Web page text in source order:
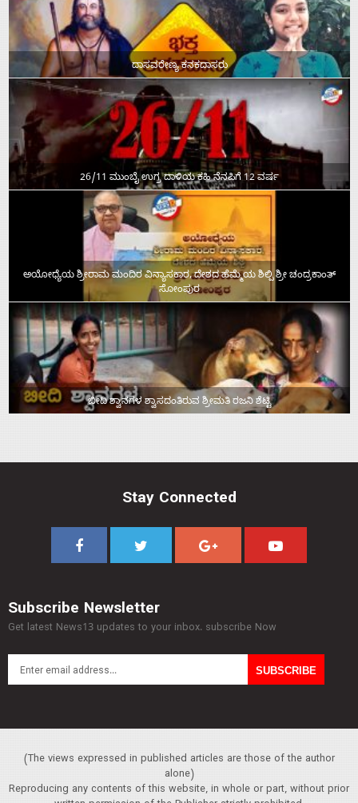
ದಾಸವರೇಣ್ಯ ಕನಕದಾಸರು
26/11 ಮುಂಬೈ ಉಗ್ರ ದಾಳಿಯ ಕಹಿ ನೆನಪಿಗೆ 12 ವರ್ಷ
ಅಯೋಧ್ಯೆಯ ಶ್ರೀರಾಮ ಮಂದಿರ ವಿನ್ಯಾಸಕಾರ, ದೇಶದ ಹೆಮ್ಮೆಯ ಶಿಲ್ಪಿ ಶ್ರೀ ಚಂದ್ರಕಾಂತ್‌
ಸೋಂಪುರ
ಬೀದಿ ಶ್ವಾನಗಳ ಶ್ವಾಸದಂತಿರುವ ಶ್ರೀಮತಿ ರಜನಿ ಶೆಟ್ಟಿ
Stay Connected
Subscribe Newsletter
Get latest News13 updates to your inbox. subscribe Now
(The views expressed in published articles are those of the author
alone)
Reproducing any contents of this website, in whole or part, without prior